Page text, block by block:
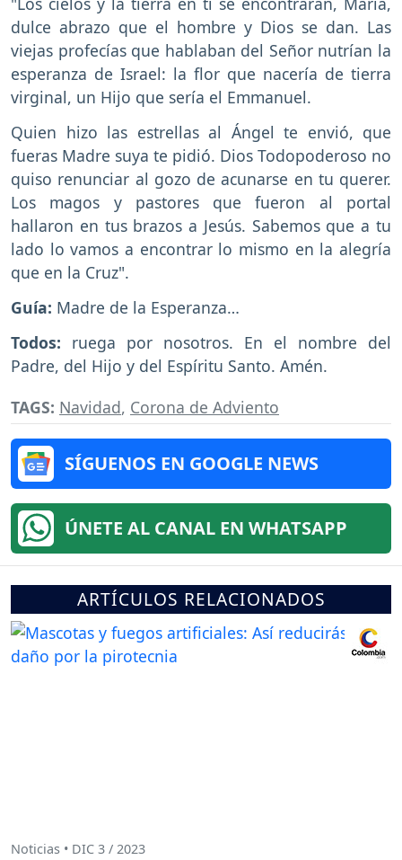
dulce abrazo que el hombre y Dios se dan. Las
viejas profecías que hablaban del Señor nutrían la
esperanza de Israel: la flor que nacería de tierra
virginal, un Hijo que sería el Emmanuel.
Quien hizo las estrellas al Ángel te envió, que
fueras Madre suya te pidió. Dios Todopoderoso no
quiso renunciar al gozo de acunarse en tu querer.
Los magos y pastores que fueron al portal
hallaron en tus brazos a Jesús. Sabemos que a tu
lado lo vamos a encontrar lo mismo en la alegría
que en la Cruz".
Guía: Madre de la Esperanza…
Todos: ruega por nosotros. En el nombre del
Padre, del Hijo y del Espíritu Santo. Amén.
TAGS: Navidad, Corona de Adviento
SÍGUENOS EN GOOGLE NEWS
ÚNETE AL CANAL EN WHATSAPP
ARTÍCULOS RELACIONADOS
Noticias • DIC 3 / 2023